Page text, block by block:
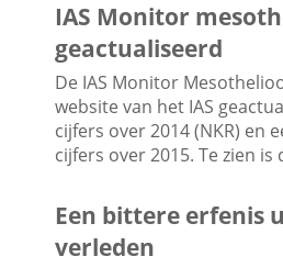
IAS Monitor
geactualiseerd
De IAS Monitor
website van het IAS
cijfers over 2014 (NKR) en
cijfers over 2015. Te zien is
Een bittere erfenis
verleden